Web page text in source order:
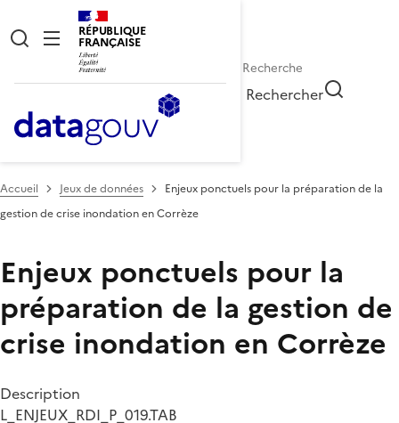
RÉPUBLIQUE
FRANÇAISE
Rechercher
Accueil Jeux de données
Enjeux ponctuels pour la préparation de la
gestion de crise inondation en Corrèze
Enjeux ponctuels pour la
préparation de la gestion de
crise inondation en Corrèze
Description
L_ENJEUX_RDI_P_019.TAB